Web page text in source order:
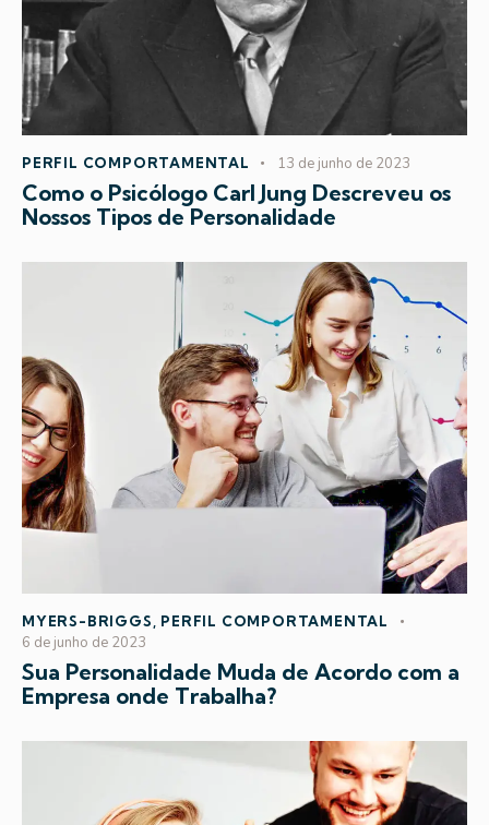
PERFIL COMPORTAMENTAL 13 de junho de 2023
Como o Psicólogo Carl Jung Descreveu os
Nossos Tipos de Personalidade
MYERS-BRIGGS, PERFIL COMPORTAMENTAL
6 de junho de 2023
Sua Personalidade Muda de Acordo com a
Empresa onde Trabalha?